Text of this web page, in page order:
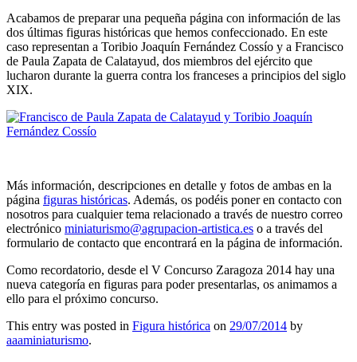
Acabamos de preparar una pequeña página con información de las
dos últimas figuras históricas que hemos confeccionado. En este
caso representan a Toribio Joaquín Fernández Cossío y a Francisco
de Paula Zapata de Calatayud, dos miembros del ejército que
lucharon durante la guerra contra los franceses a principios del siglo
XIX.
Más información, descripciones en detalle y fotos de ambas en la
página figuras históricas. Además, os podéis poner en contacto con
nosotros para cualquier tema relacionado a través de nuestro correo
electrónico miniaturismo@agrupacion-artistica.es o a través del
formulario de contacto que encontrará en la página de información.
Como recordatorio, desde el V Concurso Zaragoza 2014 hay una
nueva categoría en figuras para poder presentarlas, os animamos a
ello para el próximo concurso.
This entry was posted in Figura histórica on 29/07/2014 by
aaaminiaturismo.